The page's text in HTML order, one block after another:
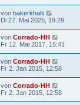
von bakerkhalti
Di 27. Mai 2025, 19:29
von Corrado-HH
Fr 12. Mai 2017, 15:41
von Corrado-HH
Fr 2. Jan 2015, 12:58
von Corrado-HH
Fr 2. Jan 2015, 12:58